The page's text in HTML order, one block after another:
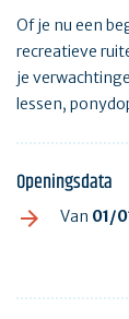
Of je nu een
recreatieve
je
lessen,
Openingsdata
Van 01/